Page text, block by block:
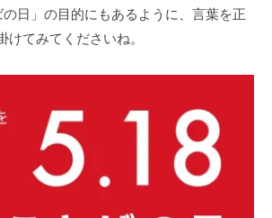
⽇」の⽬的にもあるように、⾔葉を正
けてみてくださいね。